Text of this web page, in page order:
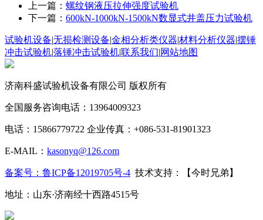
上一篇： 螺纹钢液压拉伸强度试验机
下一篇： 600kN-1000kN-1500kN数显式井盖压力试验机
试验机设备|无损检测设备|金相分析类仪器|材料分析仪器|摆锤
冲击试验机|落锤冲击试验机|联系我们|网站地图
济南科盛试验机设备有限公司 版权所有
全国服务咨询电话：13964009323
电话：15866779722 企业传真：+086-531-81901323
E-MAIL： kasonyq@126.com
备案号：鲁ICP备12019705号-4 技术支持：【今时兄弟】
地址：山东·济南经十西路4515号